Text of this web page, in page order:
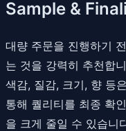
Sample &
대량 주문을 진행하기
는 것을 강력히 추천합
색감, 질감, 크기, 향 등
통해 퀄리티를 최종 확
을 크게 줄일 수 있습니